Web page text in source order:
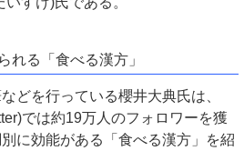
れる「食べる漢方」
どを行っている櫻井大典氏は、
では約19万人のフォロワーを獲
に効能がある「食べる漢方」を紹